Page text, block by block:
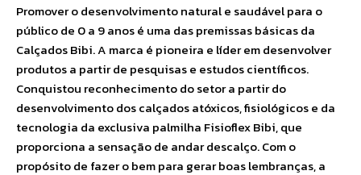
Promover o desenvolvimento natural e saudável para o
público de 0 a 9 anos é uma das premissas básicas da
Calçados Bibi. A marca é pioneira e líder em desenvolver
produtos a partir de pesquisas e estudos científicos.
Conquistou reconhecimento do setor a partir do
desenvolvimento dos calçados atóxicos, fisiológicos e da
tecnologia da exclusiva palmilha Fisioflex Bibi, que
proporciona a sensação de andar descalço. Com o
propósito de fazer o bem para gerar boas lembranças, a